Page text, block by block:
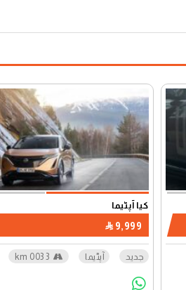
9,999
كيا آپٹیما
جديد آپٹیما 3 003 km